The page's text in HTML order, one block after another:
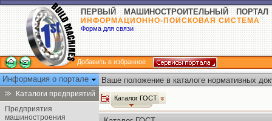
ПЕРВЫЙ МАШИНОСТРОИТЕЛЬНЫЙ ПОРТАЛ
ИНФОРМАЦИОННО-ПОИСКОВАЯ СИСТЕМА
Форма для связи
Добавить в избранное
Информация о портале
Каталоги предприятий
Предприятия
машиностроения
Ваше положение в каталоге нормативных
Каталог ГОСТ